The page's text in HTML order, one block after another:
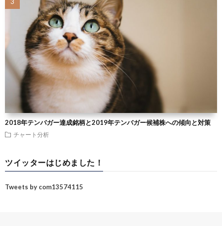
2018年テンバガー達成銘柄と2019年テンバガー候補株への傾向と対策
チャート分析
ツイッターはじめました！
Tweets by com13574115